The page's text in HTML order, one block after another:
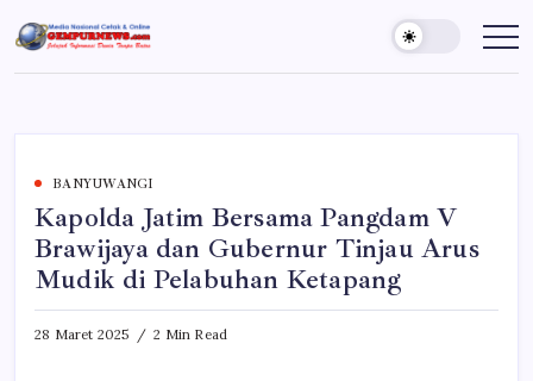
to
content
Gempur
News
Jelajah
Dunia
BANYUWANGI
Kapolda Jatim Bersama Pangdam V
Brawijaya dan Gubernur Tinjau Arus
Mudik di Pelabuhan Ketapang
28 Maret 2025 2 Min Read